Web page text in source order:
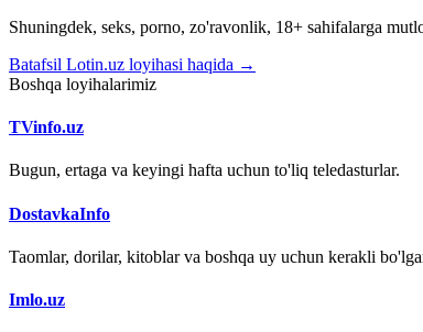
Shuningdek, seks, porno, zo'ravonlik, 18+ sahifalarga
Batafsil Lotin.uz loyihasi haqida →
Boshqa loyihalarimiz
TVinfo.uz
Bugun, ertaga va keyingi hafta uchun to'liq teledasturlar.
DostavkaInfo
Taomlar, dorilar, kitoblar va boshqa uy uchun kerakli
Imlo.uz